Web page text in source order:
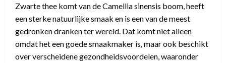
Zwarte thee komt van de Camellia sinensis boom, heeft
een sterke natuurlijke smaak en is een van de meest
gedronken dranken ter wereld. Dat komt niet alleen
omdat het een goede smaakmaker is, maar ook beschikt
over verscheidene gezondheidsvoordelen, waaronder